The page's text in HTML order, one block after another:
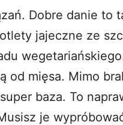
Dobre danie to
jajeczne ze
od mięsa. Mimo
baza. To
je